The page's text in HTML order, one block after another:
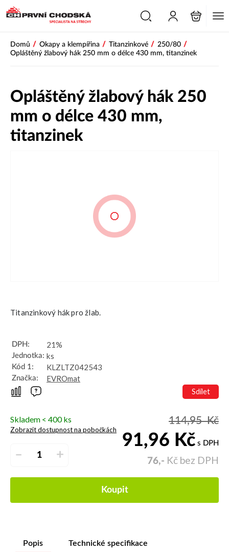
Domů / Okapy a klempířina / Titanzinkové / 250/80 /
Opláštěný žlabový hák 250 mm o délce 430 mm, titanzinek
Opláštěný žlabový hák 250
mm o délce 430 mm,
titanzinek
Titanzinkový hák pro žlab.
DPH: 21%
Jednotka: ks
Kód 1: KLZLTZ042543
Značka: EVROmat
Sdílet
Skladem < 400 ks
Zobrazit dostupnost na pobočkách
– +
114,95Kč
91,96 Kč s DPH
76,- Kč bez DPH
Koupit
Popis Technické specifikace